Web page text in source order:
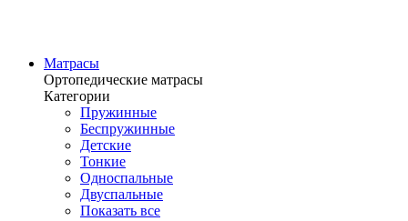
Матрасы
Ортопедические матрасы
Категории
Пружинные
Беспружинные
Детские
Тонкие
Односпальные
Двуспальные
Показать все